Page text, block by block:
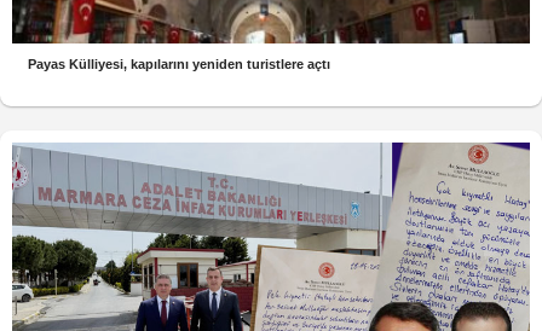
Payas Külliyesi, kapılarını yeniden turistlere açtı